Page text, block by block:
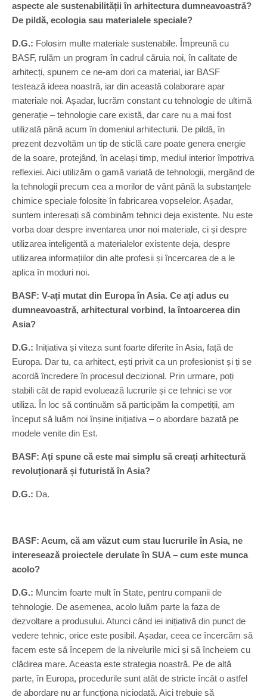
aspecte ale sustenabilității în arhitectura dumneavoastră?
De pildă, ecologia sau materialele speciale?
D.G.: Folosim multe materiale sustenabile. Împreună cu
BASF, rulăm un program în cadrul căruia noi, în calitate de
arhitecți, spunem ce ne-am dori ca material, iar BASF
testează ideea noastră, iar din această colaborare apar
materiale noi. Așadar, lucrăm constant cu tehnologie de ultimă
generație – tehnologie care există, dar care nu a mai fost
utilizată până acum în domeniul arhitecturii. De pildă, în
prezent dezvoltăm un tip de sticlă care poate genera energie
de la soare, protejând, în același timp, mediul interior împotriva
reflexiei. Aici utilizăm o gamă variată de tehnologii, mergând de
la tehnologii precum cea a morilor de vânt până la substanțele
chimice speciale folosite în fabricarea vopselelor. Așadar,
suntem interesați să combinăm tehnici deja existente. Nu este
vorba doar despre inventarea unor noi materiale, ci și despre
utilizarea inteligentă a materialelor existente deja, despre
utilizarea informațiilor din alte profesii și încercarea de a le
aplica în moduri noi.
BASF: V-ați mutat din Europa în Asia. Ce ați adus cu
dumneavoastră, arhitectural vorbind, la întoarcerea din
Asia?
D.G.: Inițiativa și viteza sunt foarte diferite în Asia, față de
Europa. Dar tu, ca arhitect, ești privit ca un profesionist și ți se
acordă încredere în procesul decizional. Prin urmare, poți
stabili cât de rapid evoluează lucrurile și ce tehnici se vor
utiliza. În loc să continuăm să participăm la competiții, am
început să luăm noi înșine inițiativa – o abordare bazată pe
modele venite din Est.
BASF: Ați spune că este mai simplu să creați arhitectură
revoluționară și futuristă în Asia?
D.G.: Da.
BASF: Acum, că am văzut cum stau lucrurile în Asia, ne
interesează proiectele derulate în SUA – cum este munca
acolo?
D.G.: Muncim foarte mult în State, pentru companii de
tehnologie. De asemenea, acolo luăm parte la faza de
dezvoltare a produsului. Atunci când iei inițiativă din punct de
vedere tehnic, orice este posibil. Așadar, ceea ce încercăm să
facem este să începem de la nivelurile mici și să încheiem cu
clădirea mare. Aceasta este strategia noastră. Pe de altă
parte, în Europa, procedurile sunt atât de stricte încât o astfel
de abordare nu ar funcționa niciodată. Aici trebuie să